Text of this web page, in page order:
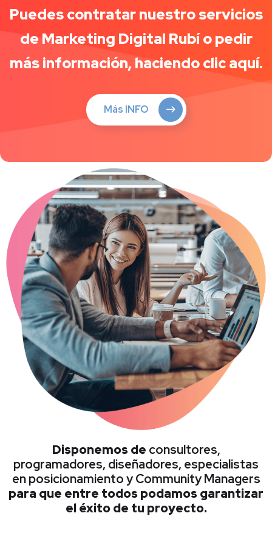
Puedes contratar nuestro servicios
de Marketing Digital Rubí o pedir
más información, haciendo clic aquí.
Más INFO
Disponemos de consultores,
programadores, diseñadores, especialistas
en posicionamiento y Community Managers
para que entre todos podamos garantizar
el éxito de tu proyecto.